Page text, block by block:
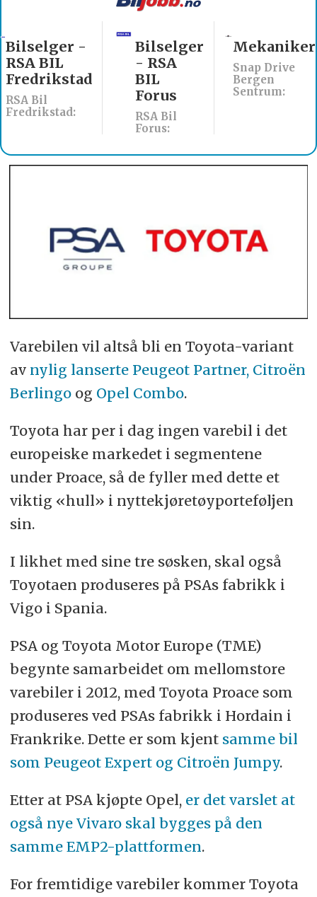
RSA Bil
Bilselger
- RSA
BIL
Forus
Snap Drive
Bergen
Sentrum:
Mekaniker
Billakkerer
søkes til
Werksta
Åsane
Varebilen vil altså bli en Toyota-variant
av nylig lanserte Peugeot Partner, Citroën
Berlingoog Opel Combo.
Toyota har per i dag ingen varebil i det
europeiske markedet i segmentene
under Proace, så de fyller med dette et
viktig «hull» i nyttekjøretøyporteføljen
sin.
I likhet med sine tre søsken, skal også
Toyotaen produseres på PSAs fabrikk i
Vigo i Spania.
PSA og Toyota Motor Europe (TME)
begynte samarbeidet om mellomstore
varebiler i 2012, med Toyota Proace som
produseres ved PSAs fabrikk i Hordain i
Frankrike. Dette er som kjent samme bil
som Peugeot Expert og Citroën Jumpy.
Etter at PSA kjøpte Opel, er det varslet at
også nye Vivaro skal bygges på den
samme EMP2-plattformen.
For fremtidige varebiler kommer Toyota